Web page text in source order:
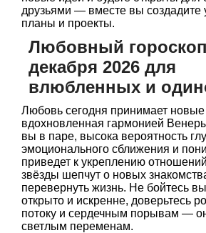
друзьями — вместе вы создадите
планы и проекты.
Любовный
декабря 2026 для
влюбленных и
Любовь сегодня принимает
вдохновленная гармонией
вы в паре, высока вероятность
эмоционального сближения и
приведет к укреплению
звёзды шепчут о новых
перевернуть жизнь. Не бойтесь
открыто и искренне, доверьтесь
потоку и сердечным порывам —
светлым переменам.